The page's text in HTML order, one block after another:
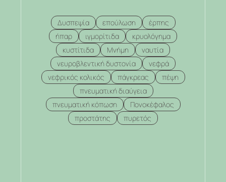
Δυσπεψία επούλωση
έρπης
ήπαρ
ιγμορίτιδα
κρυολόγημα
κυστίτιδα
Μνήμη
ναυτία
νευροβλεντική δυστονία
νεφρά
νεφρικός κολικός
πάγκρεας
πέψη
πνευματική διαύγεια
πνευματική κόπωση
Πονοκέφαλος
προστάτης
πυρετός